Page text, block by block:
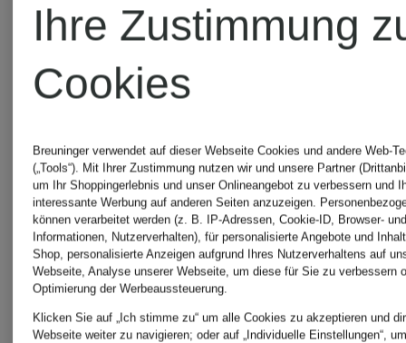
Zertifiziert
paul
Slip-on-
Sneaker
gefüttert
Zertifiziert
Hightop-
Sneaker
189,90 €
Ihre Zustimmung
Cookies
Breuninger verwendet auf dieser Webseite Cookies und andere Web-
(„Tools“). Mit Ihrer Zustimmung nutzen wir und unsere Partner
um Ihr Shoppingerlebnis und unser Onlineangebot zu verbessern und
interessante Werbung auf anderen Seiten anzuzeigen.
können verarbeitet werden (z. B. IP-Adressen, Cookie-ID, Browser-
Informationen, Nutzerverhalten), für personalisierte Angebote und
Shop, personalisierte Anzeigen aufgrund Ihres Nutzerverhaltens auf
Webseite, Analyse unserer Webseite, um diese für Sie zu verbessern
Optimierung der Werbeaussteuerung.
Klicken Sie auf „Ich stimme zu“ um alle Cookies zu akzeptieren und
Webseite weiter zu navigieren; oder auf „Individuelle Einstellungen“,